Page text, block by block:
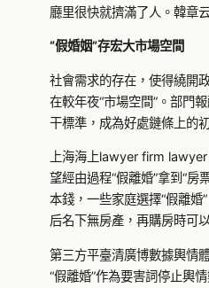
廳里很快就擠滿了人。韓章
“假婚姻”存宏大市場空間
社會需求的存在，使得繞開
在較年夜“市場空間”。部門
干標準，成為好處鏈條上的初
上海海上lawyer firm
望經由過程“假離婚”拿到“房
本錢，一些家庭選擇“假離婚
后名下無房產，再購房時可
第三方平臺清廣博數據輿情
“假離婚”作為要害詞停止輿